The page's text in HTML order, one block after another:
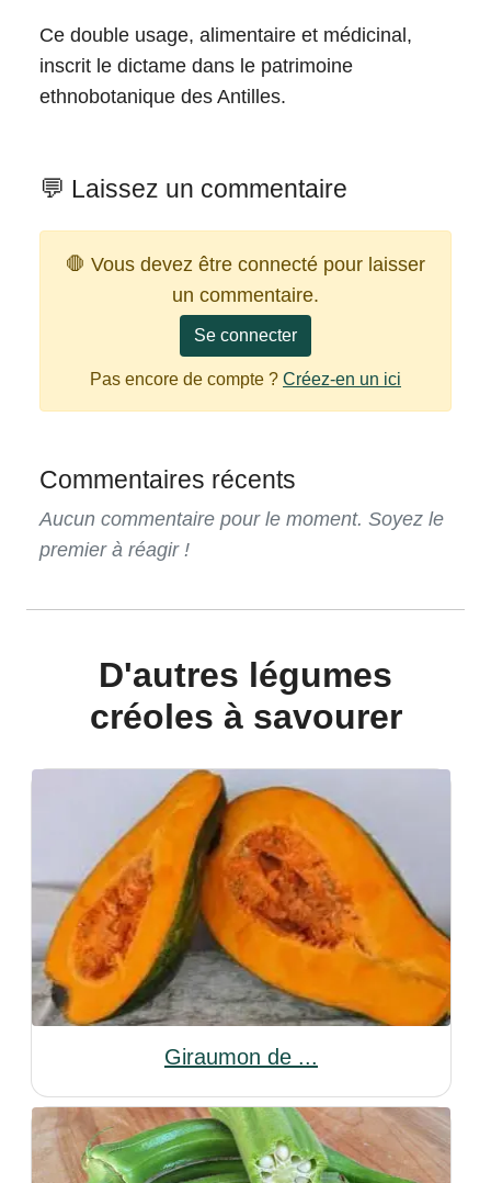
Ce double usage, alimentaire et médicinal,
inscrit le dictame dans le patrimoine
ethnobotanique des Antilles.
💬 Laissez un commentaire
🛑 Vous devez être connecté pour laisser
un commentaire.
Se connecter
Pas encore de compte ? Créez-en un ici
Commentaires récents
Aucun commentaire pour le moment. Soyez le
premier à réagir !
D'autres légumes
créoles à savourer
Giraumon de ...